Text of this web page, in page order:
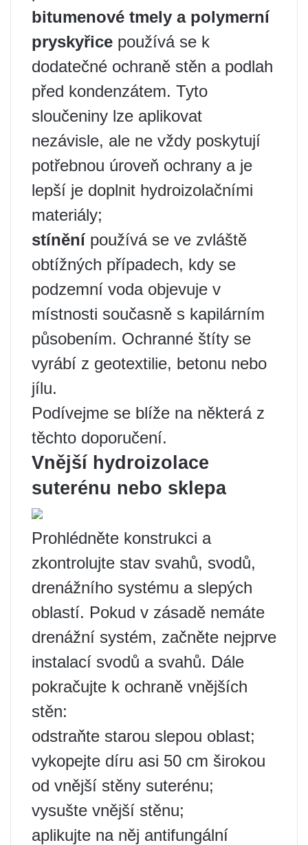
bitumenové tmely a polymerní
pryskyřice používá se k
dodatečné ochraně stěn a podlah
před kondenzátem. Tyto
sloučeniny lze aplikovat
nezávisle, ale ne vždy poskytují
potřebnou úroveň ochrany a je
lepší je doplnit hydroizolačními
materiály;
stíněnípoužívá se ve zvláště
obtížných případech, kdy se
podzemní voda objevuje v
místnosti současně s kapilárním
působením. Ochranné štíty se
vyrábí z geotextilie, betonu nebo
jílu.
Podívejme se blíže na některá z
těchto doporučení.
Vnější hydroizolace
suterénu nebo sklepa
Prohlédněte konstrukci a
zkontrolujte stav svahů, svodů,
drenážního systému a slepých
oblastí. Pokud v zásadě nemáte
drenážní systém, začněte nejprve
instalací svodů a svahů. Dále
pokračujte k ochraně vnějších
stěn:
odstraňte starou slepou oblast;
vykopejte díru asi 50 cm širokou
od vnější stěny suterénu;
vysušte vnější stěnu;
aplikujte na něj antifungální